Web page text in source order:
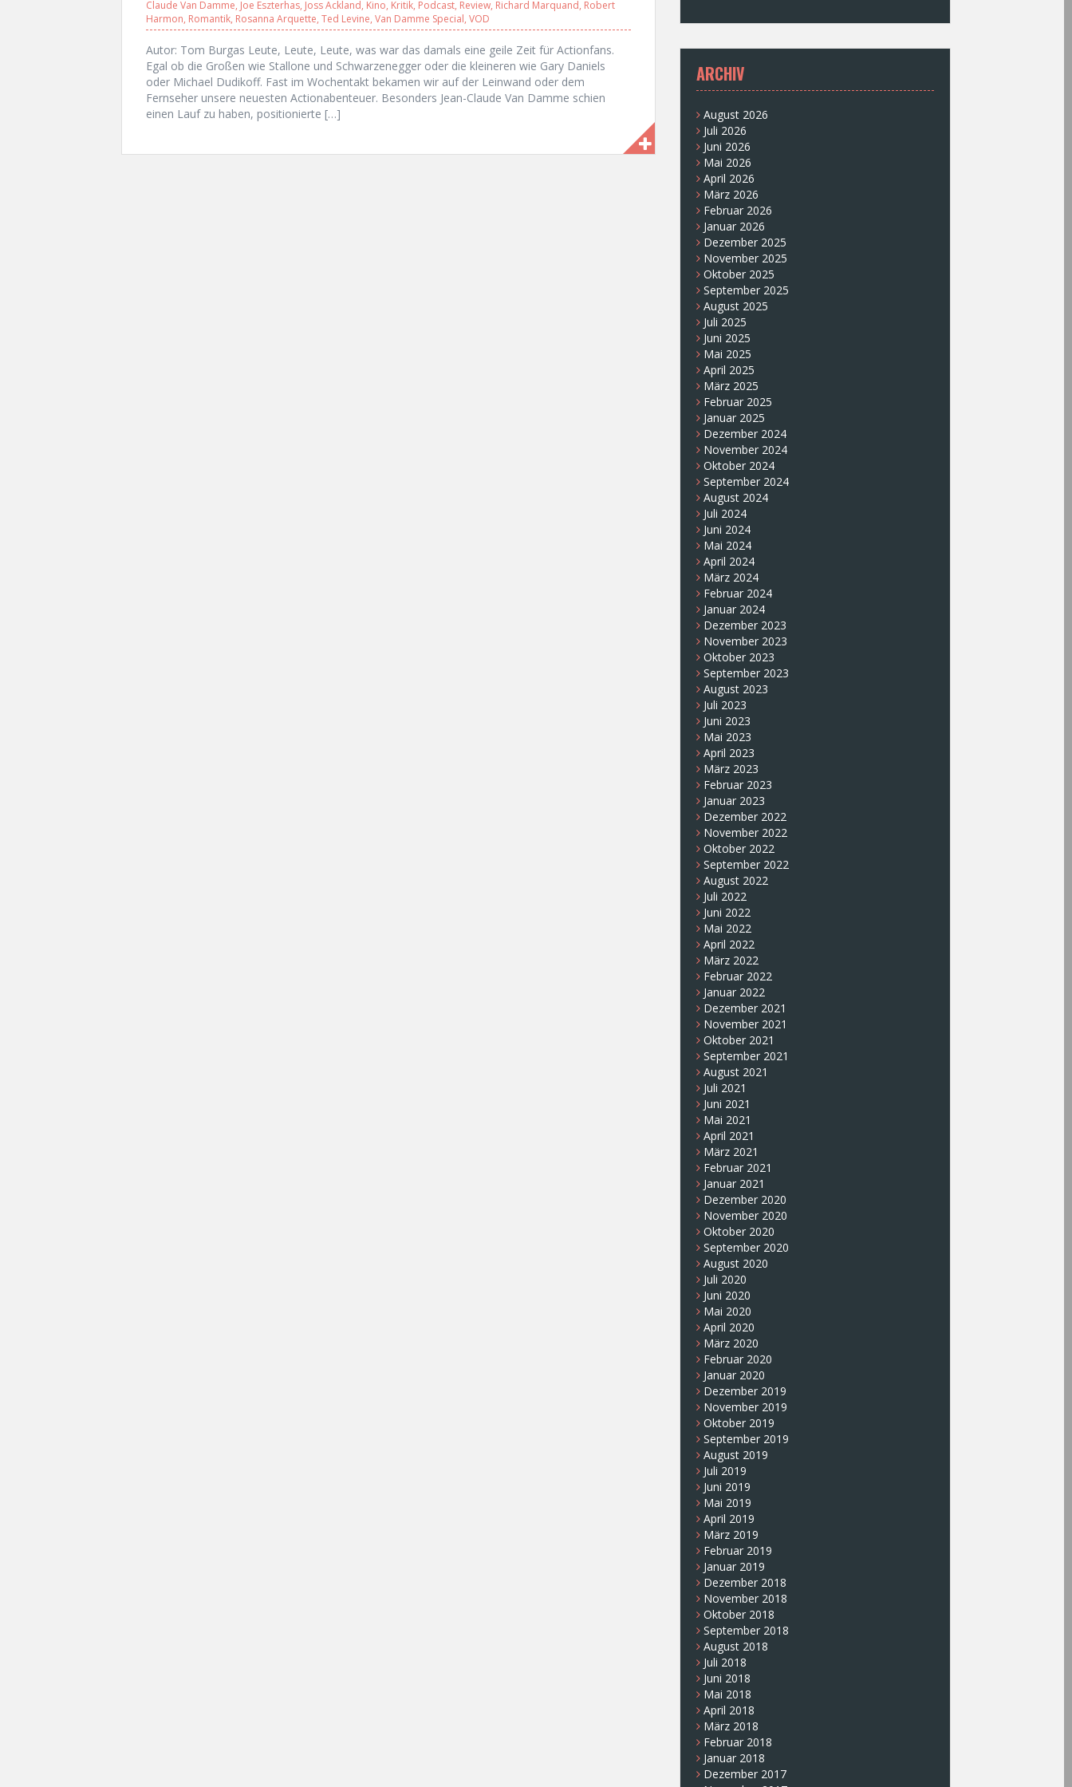
Claude Van Damme, Joe Eszterhas, Joss Ackland, Kino, Kritik, Podcast, Review, Richard Marquand, Robert
Harmon, Romantik, Rosanna Arquette, Ted Levine, Van Damme Special, VOD
Autor: Tom Burgas Leute, Leute, Leute, was war das damals eine geile Zeit für Actionfans.
Egal ob die Großen wie Stallone und Schwarzenegger oder die kleineren wie Gary Daniels
oder Michael Dudikoff. Fast im Wochentakt bekamen wir auf der Leinwand oder dem
Fernseher unsere neuesten Actionabenteuer. Besonders Jean-Claude Van Damme schien
einen Lauf zu haben, positionierte […]
ARCHIV
August 2026
Juli 2026
Juni 2026
Mai 2026
April 2026
März 2026
Februar 2026
Januar 2026
Dezember 2025
November 2025
Oktober 2025
September 2025
August 2025
Juli 2025
Juni 2025
Mai 2025
April 2025
März 2025
Februar 2025
Januar 2025
Dezember 2024
November 2024
Oktober 2024
September 2024
August 2024
Juli 2024
Juni 2024
Mai 2024
April 2024
März 2024
Februar 2024
Januar 2024
Dezember 2023
November 2023
Oktober 2023
September 2023
August 2023
Juli 2023
Juni 2023
Mai 2023
April 2023
März 2023
Februar 2023
Januar 2023
Dezember 2022
November 2022
Oktober 2022
September 2022
August 2022
Juli 2022
Juni 2022
Mai 2022
April 2022
März 2022
Februar 2022
Januar 2022
Dezember 2021
November 2021
Oktober 2021
September 2021
August 2021
Juli 2021
Juni 2021
Mai 2021
April 2021
März 2021
Februar 2021
Januar 2021
Dezember 2020
November 2020
Oktober 2020
September 2020
August 2020
Juli 2020
Juni 2020
Mai 2020
April 2020
März 2020
Februar 2020
Januar 2020
Dezember 2019
November 2019
Oktober 2019
September 2019
August 2019
Juli 2019
Juni 2019
Mai 2019
April 2019
März 2019
Februar 2019
Januar 2019
Dezember 2018
November 2018
Oktober 2018
September 2018
August 2018
Juli 2018
Juni 2018
Mai 2018
April 2018
März 2018
Februar 2018
Januar 2018
Dezember 2017